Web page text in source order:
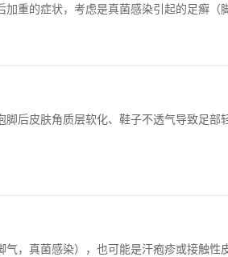
重的症状，考虑是真菌感染引起的足癣（
后皮肤角质层软化、鞋子不透气导致足
气，真菌感染），也可能是汗疱疹或接触